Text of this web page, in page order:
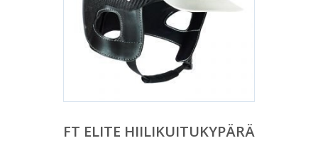
FT ELITE HIILIKUITUKYPÄRÄ